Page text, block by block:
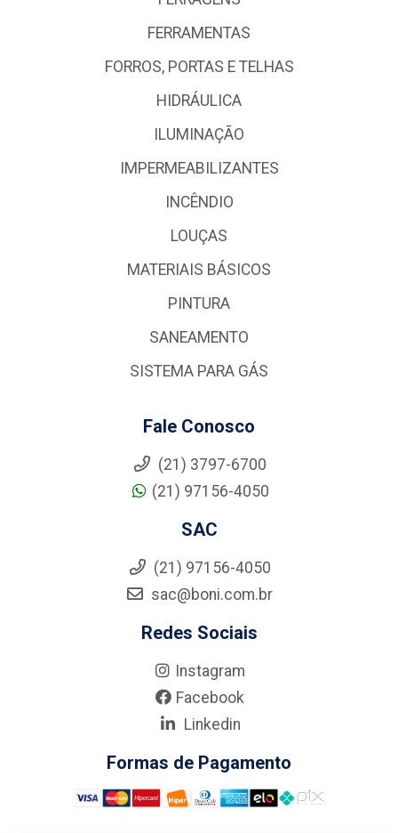
FERRAMENTAS
FORROS, PORTAS E TELHAS
HIDRÁULICA
ILUMINAÇÃO
IMPERMEABILIZANTES
INCÊNDIO
LOUÇAS
MATERIAIS BÁSICOS
PINTURA
SANEAMENTO
SISTEMA PARA GÁS
Fale Conosco
(21) 3797-6700
(21) 97156-4050
SAC
(21) 97156-4050
sac@boni.com.br
Redes Sociais
Instagram
Facebook
Linkedin
Formas de Pagamento